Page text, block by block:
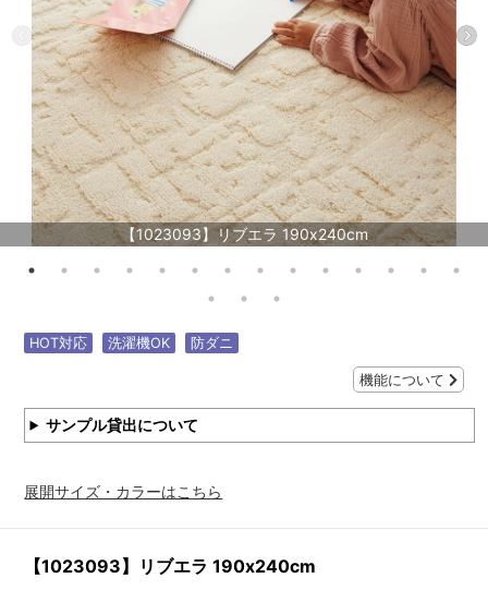
【1023093】リブエラ 190x240cm
HOT対応 洗濯機OK 防ダニ
機能について
サンプル貸出について
展開サイズ・カラーはこちら
【1023093】リブエラ 190x240cm